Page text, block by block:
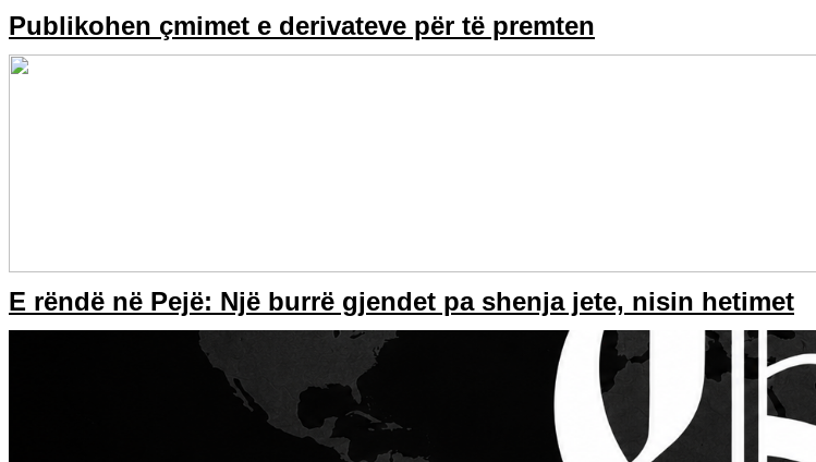
Publikohen çmimet e derivateve për të premten
E rëndë në Pejë: Një burrë gjendet pa shenja jete, nisin hetimet